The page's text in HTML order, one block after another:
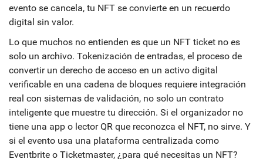
evento se cancela, tu NFT se convierte en un recuerdo
digital sin valor.
Lo que muchos no entienden es que un NFT ticket no es
solo un archivo. Tokenización de entradas, el proceso de
convertir un derecho de acceso en un activo digital
verificable en una cadena de bloques requiere integración
real con sistemas de validación, no solo un contrato
inteligente que muestre tu dirección. Si el organizador no
tiene una app o lector QR que reconozca el NFT, no sirve. Y
si el evento usa una plataforma centralizada como
Eventbrite o Ticketmaster, ¿para qué necesitas un NFT?